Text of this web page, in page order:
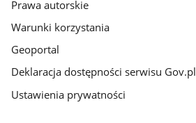
Prawa autorskie
Warunki korzystania
Geoportal
Deklaracja dostępności serwisu Gov.pl
Ustawienia prywatności